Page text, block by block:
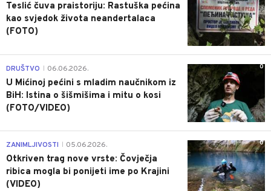
Teslić čuva praistoriju: Rastuška pećina
kao svjedok života neandertalaca
(FOTO)
0
DRUŠTVO 06.06.2026.
U Mićinoj pećini s mladim naučnikom iz
BiH: Istina o šišmišima i mitu o kosi
(FOTO/VIDEO)
0
ZANIMLJIVOSTI 05.06.2026.
Otkriven trag nove vrste: Čovječja
ribica mogla bi ponijeti ime po Krajini
(VIDEO)